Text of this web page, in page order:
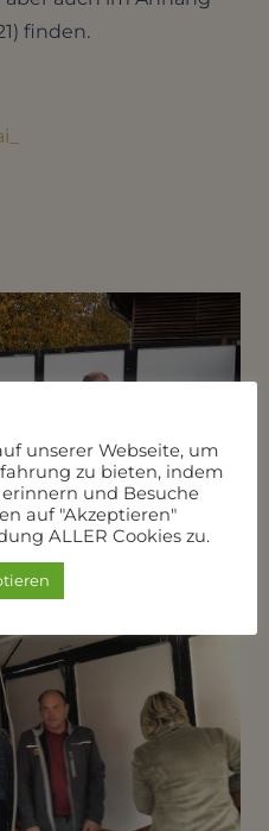
finden.
unserer Webseite, um
zu bieten, indem
und Besuche
auf "Akzeptieren"
ALLER Cookies zu.